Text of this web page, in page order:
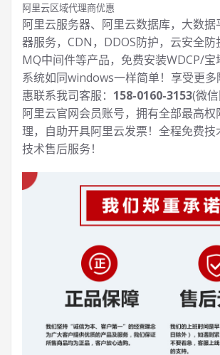
阿里云区域代理商优惠
阿里云服务器、阿里云数据库，大数据
器服务，CDN，DDOS防护，云安全防
MQ中间件等产品，免费安装WDCP/宝
系统如同windows一样简单！享受更
惠联系我司客服： 158-0160-3153(微信
阿里云官网会员账号，拥有全部最高权
理，自助开具阿里云发票！全程免费
技术售后服务！